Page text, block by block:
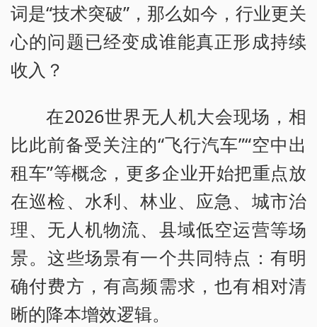
词是“技术突破”，那么如今，行业更关
心的问题已经变成谁能真正形成持续
收入？
在2026世界无人机大会现场，相
比此前备受关注的“飞行汽车”“空中出
租车”等概念，更多企业开始把重点放
在巡检、水利、林业、应急、城市治
理、无人机物流、县域低空运营等场
景。这些场景有一个共同特点：有明
确付费方，有高频需求，也有相对清
晰的降本增效逻辑。